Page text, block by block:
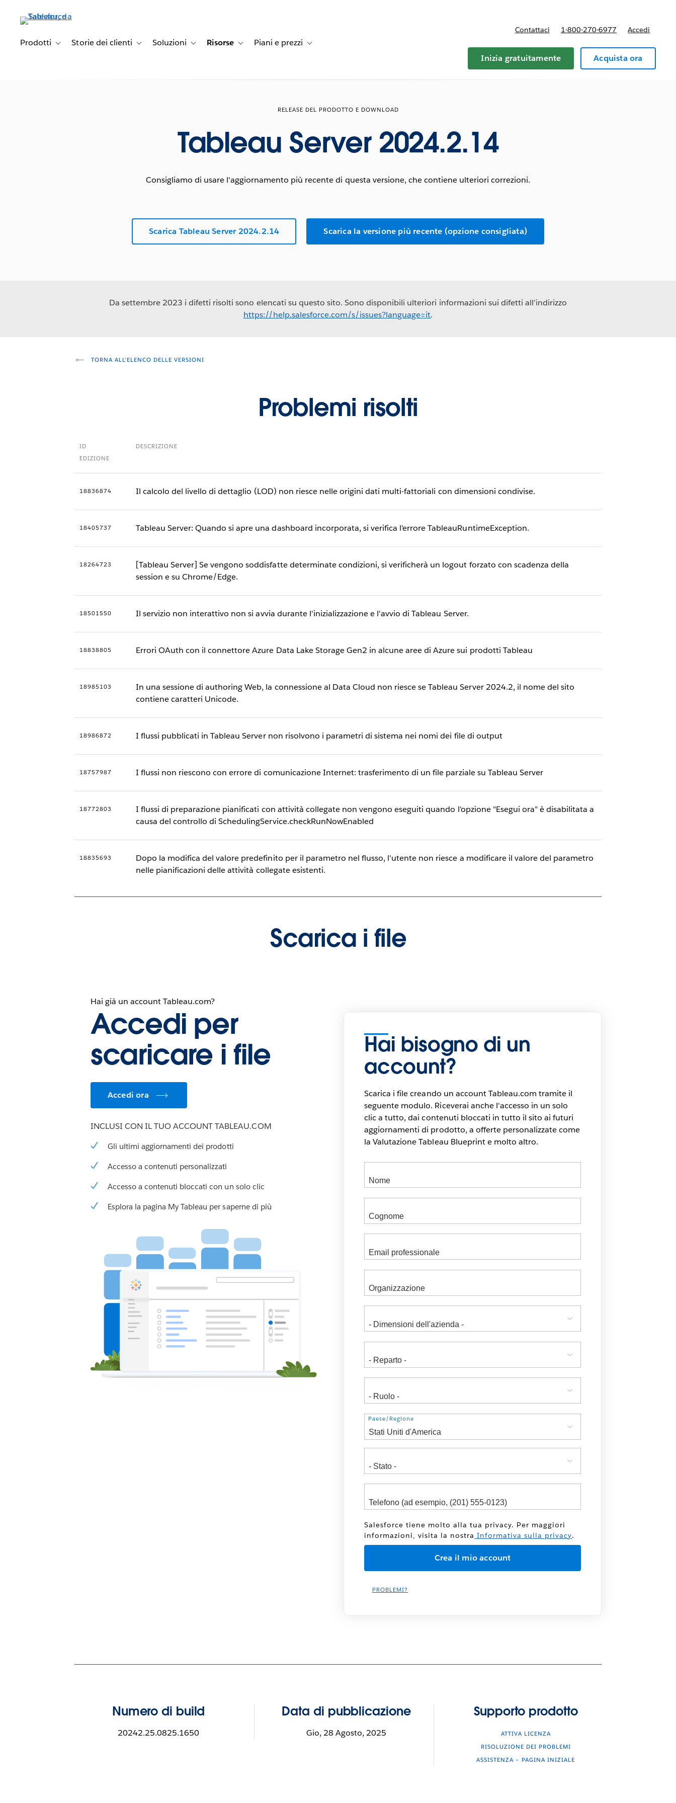
principale
Prodotti Toggle sub-navigation for Prodotti
Storie dei clienti Toggle sub-navigation for Storie dei clienti
Soluzioni Toggle sub-navigation for Soluzioni
Risorse Toggle sub-navigation for Risorse
Piani e prezzi Toggle sub-navigation for Piani e prezzi
Contattaci 1-800-270-6977 Accedi
Inizia gratuitamente Acquista ora
RELEASE DEL PRODOTTO E DOWNLOAD
Tableau Server 2024.2.14
Consigliamo di usare l'aggiornamento più recente di questa versione, che contiene ulteriori correzioni.
Scarica Tableau Server 2024.2.14 Scarica la versione più recente (opzione consigliata)
Da settembre 2023 i difetti risolti sono elencati su questo sito. Sono disponibili ulteriori informazioni sui difetti all'indirizzo
https://help.salesforce.com/s/issues?language=it.
TORNA ALL'ELENCO DELLE VERSIONI
Problemi risolti
ID
EDIZIONE
DESCRIZIONE
18836874 Il calcolo del livello di dettaglio (LOD) non riesce nelle origini dati multi-fattoriali con dimensioni condivise.
18405737 Tableau Server: Quando si apre una dashboard incorporata, si verifica l'errore TableauRuntimeException.
18264723
[Tableau Server] Se vengono soddisfatte determinate condizioni, si verificherà un logout forzato con scadenza della
session e su Chrome/Edge.
18501550 Il servizio non interattivo non si avvia durante l'inizializzazione e l'avvio di Tableau Server.
18838805 Errori OAuth con il connettore Azure Data Lake Storage Gen2 in alcune aree di Azure sui prodotti Tableau
18985103
In una sessione di authoring Web, la connessione al Data Cloud non riesce se Tableau Server 2024.2, il nome del sito
contiene caratteri Unicode.
18986872 I flussi pubblicati in Tableau Server non risolvono i parametri di sistema nei nomi dei file di output
18757987 I flussi non riescono con errore di comunicazione Internet: trasferimento di un file parziale su Tableau Server
18772803
I flussi di preparazione pianificati con attività collegate non vengono eseguiti quando l'opzione "Esegui ora" è disabilitata a
causa del controllo di SchedulingService.checkRunNowEnabled
18835693
Dopo la modifica del valore predefinito per il parametro nel flusso, l'utente non riesce a modificare il valore del parametro
nelle pianificazioni delle attività collegate esistenti.
Scarica i file
Hai già un account Tableau.com?
Accedi per
scaricare i file
Accedi ora
INCLUSI CON IL TUO ACCOUNT TABLEAU.COM
Gli ultimi aggiornamenti dei prodotti
Accesso a contenuti personalizzati
Accesso a contenuti bloccati con un solo clic
Esplora la pagina My Tableau per saperne di più
Hai bisogno di un
account?
Scarica i file creando un account Tableau.com tramite il
seguente modulo. Riceverai anche l'accesso in un solo
clic a tutto, dai contenuti bloccati in tutto il sito ai futuri
aggiornamenti di prodotto, a offerte personalizzate come
la Valutazione Tableau Blueprint e molto altro.
Indirizzo
Paese/Regione
Salesforce tiene molto alla tua privacy. Per maggiori
informazioni, visita la nostra Informativa sulla privacy.
PROBLEMI?
Numero di build
20242.25.0825.1650
Data di pubblicazione
Gio, 28 Agosto, 2025
Supporto prodotto
ATTIVA LICENZA
RISOLUZIONE DEI PROBLEMI
ASSISTENZA – PAGINA INIZIALE